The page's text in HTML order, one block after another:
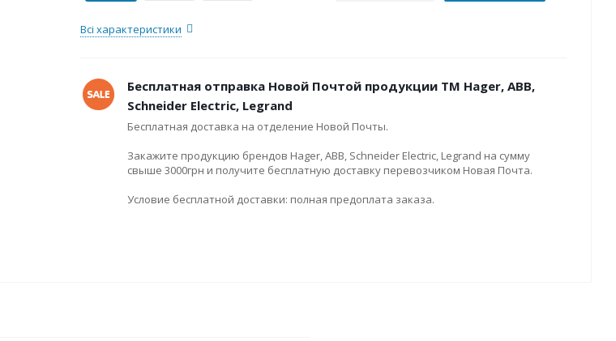
Всі характеристики
Бесплатная отправка Новой Почтой продукции ТМ Hager, ABB,
Schneider Electric, Legrand
Бесплатная доставка на отделение Новой Почты.
Закажите продукцию брендов Hager, ABB, Schneider Electric, Legrand на сумму
свыше 3000грн и получите бесплатную доставку перевозчиком Новая Почта.
Условие бесплатной доставки: полная предоплата заказа.